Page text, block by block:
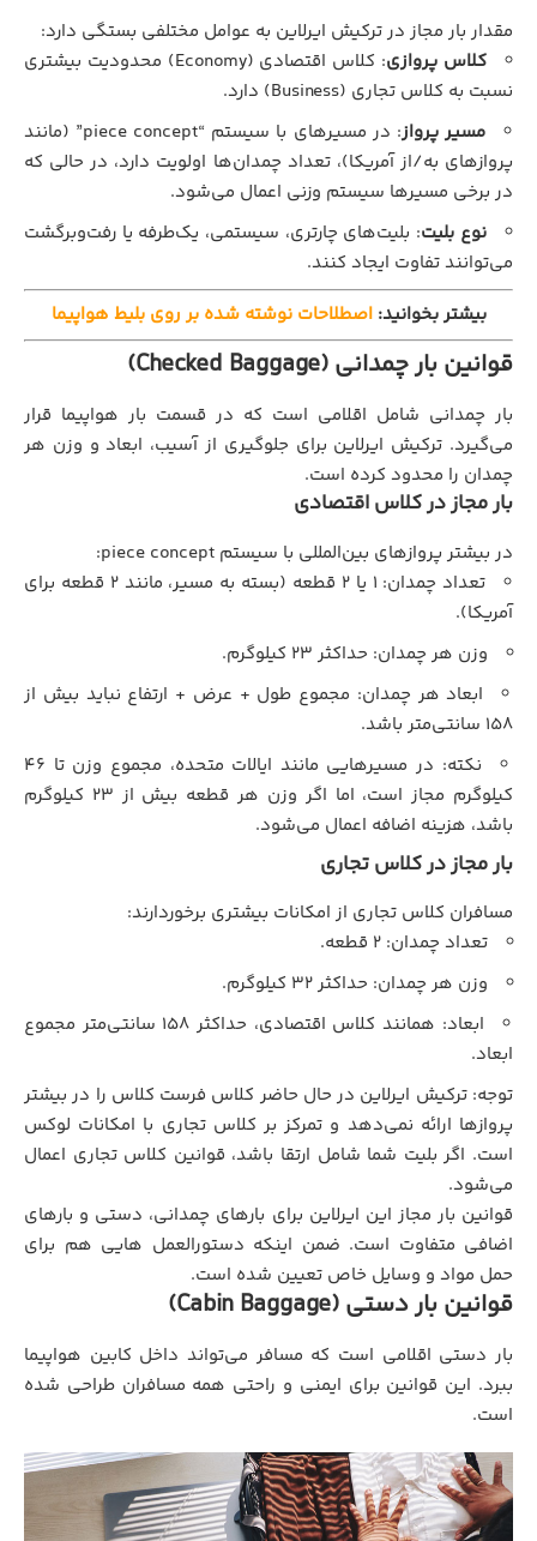
مقدار بار مجاز در ترکیش ایرلاین به عوامل مختلفی بستگی دارد:
کلاس پروازی
: کلاس اقتصادی (Economy) محدودیت بیشتری
نسبت به کلاس تجاری (Business) دارد.
مسیر پرواز
: در مسیرهای با سیستم “piece concept” (مانند
پروازهای به/از آمریکا)، تعداد چمدان‌ها اولویت دارد، در حالی که
در برخی مسیرها سیستم وزنی اعمال می‌شود.
نوع بلیت: بلیت‌های چارتری، سیستمی، یک‌طرفه یا رفت‌وبرگشت
می‌توانند تفاوت ایجاد کنند.
بیشتر بخوانید:اصطلاحات نوشته شده بر روی بلیط هواپیما
قوانین بار چمدانی (Checked Baggage)
بار چمدانی شامل اقلامی است که در قسمت بار هواپیما قرار
می‌گیرد. ترکیش ایرلاین برای جلوگیری از آسیب، ابعاد و وزن هر
چمدان را محدود کرده است.
بار مجاز در کلاس اقتصادی
در بیشتر پروازهای بین‌المللی با سیستم piece concept:
تعداد چمدان: ۱ یا ۲ قطعه (بسته به مسیر، مانند ۲ قطعه برای
آمریکا).
وزن هر چمدان: حداکثر ۲۳ کیلوگرم.
ابعاد هر چمدان: مجموع طول + عرض + ارتفاع نباید بیش از
۱۵۸ سانتی‌متر باشد.
نکته: در مسیرهایی مانند ایالات متحده، مجموع وزن تا ۴۶
کیلوگرم مجاز است، اما اگر وزن هر قطعه بیش از ۲۳ کیلوگرم
باشد، هزینه اضافه اعمال می‌شود.
بار مجاز در کلاس تجاری
مسافران کلاس تجاری از امکانات بیشتری برخوردارند:
تعداد چمدان: ۲ قطعه.
وزن هر چمدان: حداکثر ۳۲ کیلوگرم.
ابعاد: همانند کلاس اقتصادی، حداکثر ۱۵۸ سانتی‌متر مجموع
ابعاد.
توجه: ترکیش ایرلاین در حال حاضر کلاس فرست کلاس را در بیشتر
پروازها ارائه نمی‌دهد و تمرکز بر کلاس تجاری با امکانات لوکس
است. اگر بلیت شما شامل ارتقا باشد، قوانین کلاس تجاری اعمال
می‌شود.
قوانین بار مجاز این ایرلاین برای بارهای چمدانی، دستی و بارهای
اضافی متفاوت است. ضمن اینکه دستورالعمل هایی هم برای
حمل مواد و وسایل خاص تعیین شده است.
قوانین بار دستی (Cabin Baggage)
بار دستی اقلامی است که مسافر می‌تواند داخل کابین هواپیما
ببرد. این قوانین برای ایمنی و راحتی همه مسافران طراحی شده
است.